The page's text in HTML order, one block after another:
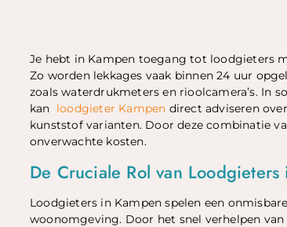
Je hebt in Kampen toegang tot loodgieters
Zo worden lekkages vaak binnen 24 uur
zoals waterdrukmeters en rioolcamera’s. In
kan loodgieter Kampen direct adviseren
kunststof varianten. Door deze combinatie
onverwachte kosten.
De Cruciale Rol van Loodgieters
Loodgieters in Kampen spelen een
woonomgeving. Door het snel verhelpen